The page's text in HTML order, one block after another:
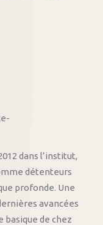
dans l’institut,
détenteurs
profonde. Une
avancées
basique de chez